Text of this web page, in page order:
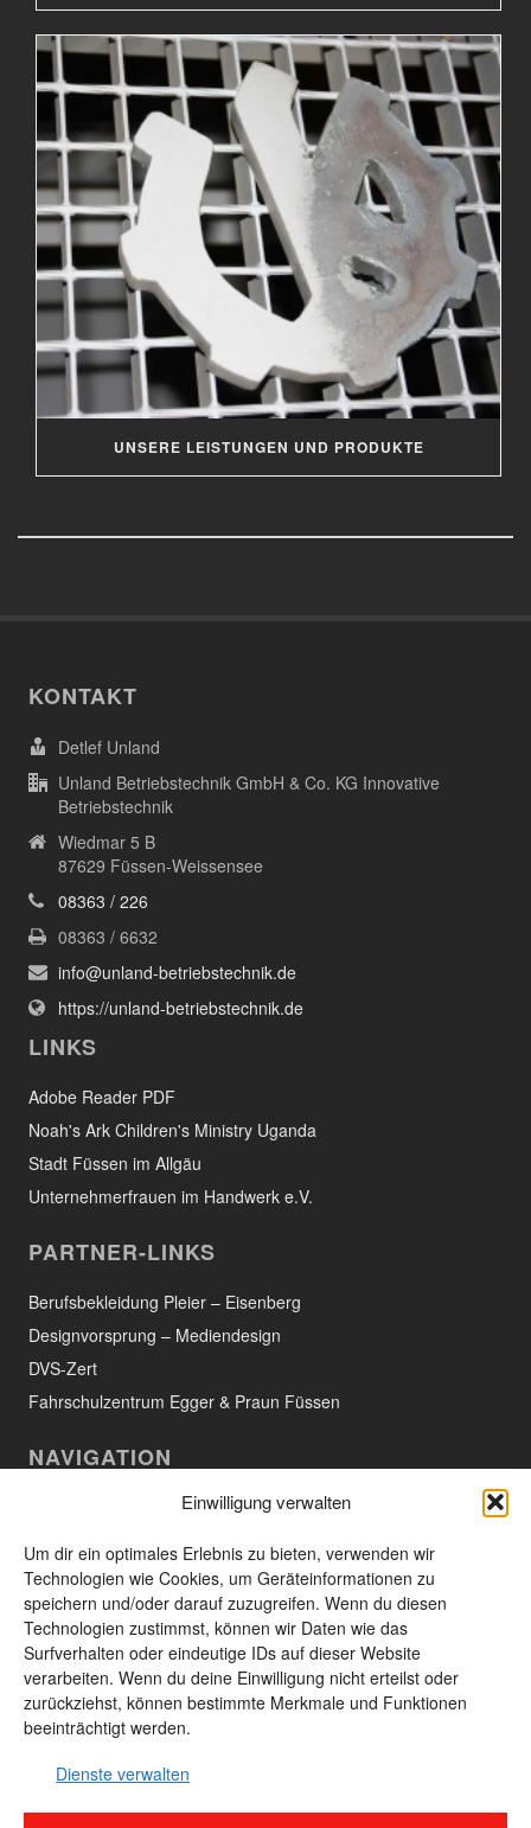
Einwilligung verwalten
Um dir ein optimales Erlebnis zu bieten, verwenden wir
Technologien wie Cookies, um Geräteinformationen zu
speichern und/oder darauf zuzugreifen. Wenn du diesen
Technologien zustimmst, können wir Daten wie das
Surfverhalten oder eindeutige IDs auf dieser Website
verarbeiten. Wenn du deine Einwilligung nicht erteilst oder
zurückziehst, können bestimmte Merkmale und Funktionen
beeinträchtigt werden.
Dienste verwalten
UNSERE LEISTUNGEN UND PRODUKTE
KONTAKT
Detlef Unland
Unland Betriebstechnik GmbH & Co. KG Innovative
Betriebstechnik
Wiedmar 5 B
87629 Füssen-Weissensee
08363 / 226
08363 / 6632
info@unland-betriebstechnik.de
https://unland-betriebstechnik.de
LINKS
Adobe Reader PDF
Noah's Ark Children's Ministry Uganda
Stadt Füssen im Allgäu
Unternehmerfrauen im Handwerk e.V.
PARTNER-LINKS
Berufsbekleidung Pleier – Eisenberg
Designvorsprung – Mediendesign
DVS-Zert
Fahrschulzentrum Egger & Praun Füssen
NAVIGATION
Aktuelles
Das Unternehmen
Leistungen und Produkte
Unsere Produkte
Kontakt
Seitenübersicht